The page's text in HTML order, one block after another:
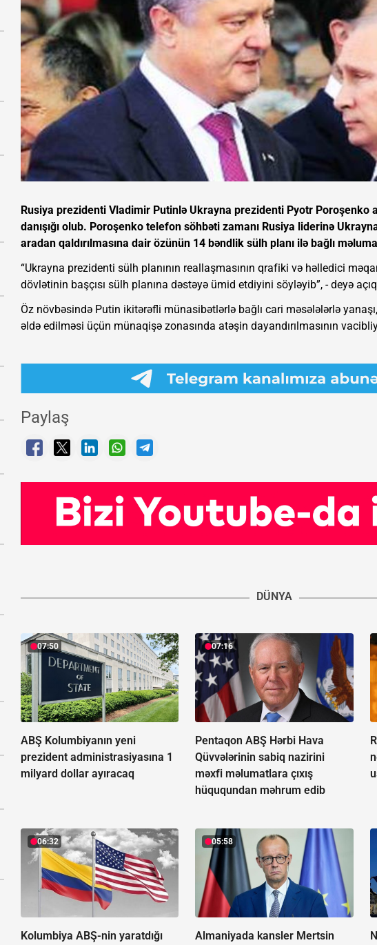
Rusiya prezidenti Vladimir Putinlə Ukrayna prezidenti Pyotr Poroşenko
danışığı olub. Poroşenko telefon söhbəti zamanı Rusiya liderinə
aradan qaldırılmasına dair özünün 14 bəndlik sülh planı ilə bağlı
“Ukrayna prezidenti sülh planının reallaşmasının qrafiki və həlledici
dövlətinin başçısı sülh planına dəstəyə ümid etdiyini söyləyib”, - deyə
Öz növbəsində Putin ikitərəfli münasibətlərlə bağlı cari məsələlərlə
əldə edilməsi üçün münaqişə zonasında atəşin dayandırılmasının
Paylaş
DÜNYA
07:50
ABŞ Kolumbiyanın yeni
prezident administrasiyasına 1
milyard dollar ayıracaq
07:16
Pentaqon ABŞ Hərbi Hava
Qüvvələrinin sabiq nazirini
məxfi məlumatlara çıxış
hüququndan məhrum edib
06:32
Kolumbiya ABŞ-nin yaratdığı
05:58
Almaniyada kansler Mertsin